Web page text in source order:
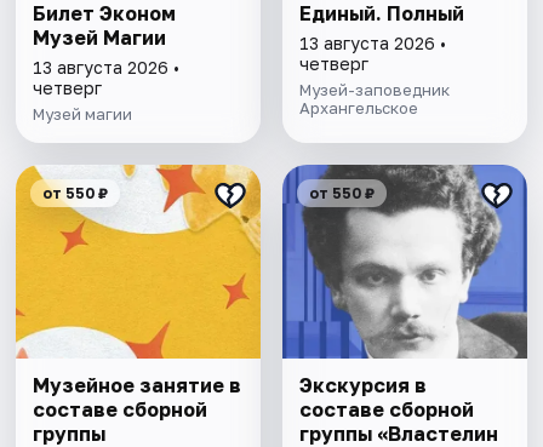
Билет Эконом
Музей Магии
13 августа 2026 •
четверг
Музей магии
Единый. Полный
13 августа 2026 •
четверг
Музей-заповедник
Архангельское
от 550 ₽
Музейное занятие в
составе сборной
группы
от 550 ₽
Экскурсия в
составе сборной
группы «Властелин